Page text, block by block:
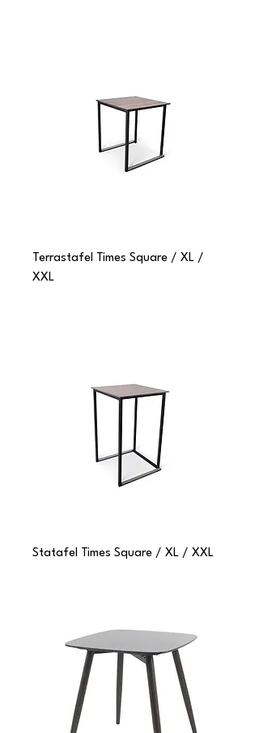
Terrastafel Times Square / XL /
XXL
Statafel Times Square / XL / XXL